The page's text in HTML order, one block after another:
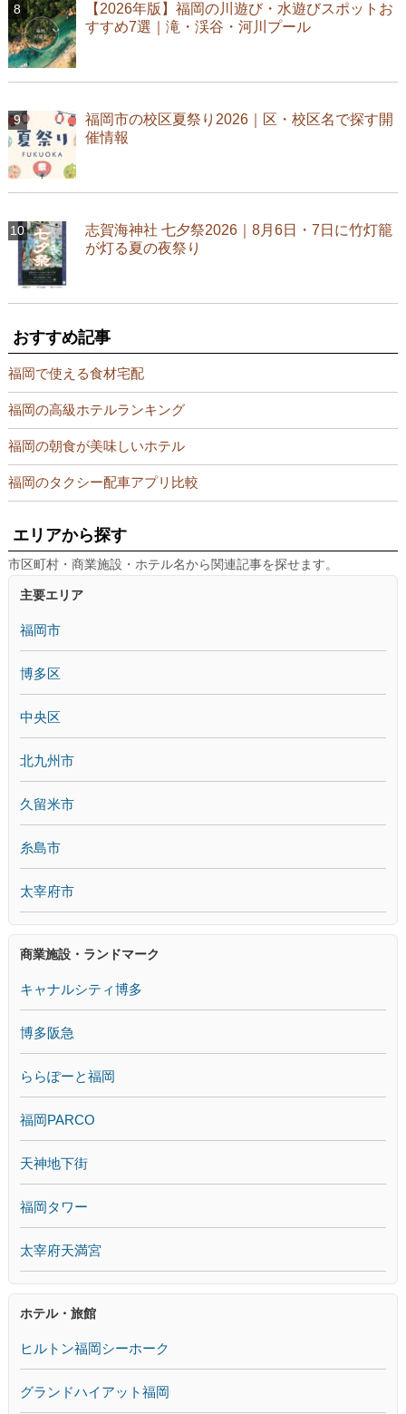
【2026年版】福岡の川遊び・水遊びスポットお
すすめ7選｜滝・渓谷・河川プール
福岡市の校区夏祭り2026｜区・校区名で探す開
催情報
志賀海神社 七夕祭2026｜8月6日・7日に竹灯籠
が灯る夏の夜祭り
おすすめ記事
福岡で使える食材宅配
福岡の高級ホテルランキング
福岡の朝食が美味しいホテル
福岡のタクシー配車アプリ比較
エリアから探す
市区町村・商業施設・ホテル名から関連記事を探せます。
主要エリア
福岡市
博多区
中央区
北九州市
久留米市
糸島市
太宰府市
商業施設・ランドマーク
キャナルシティ博多
博多阪急
ららぽーと福岡
福岡PARCO
天神地下街
福岡タワー
太宰府天満宮
ホテル・旅館
ヒルトン福岡シーホーク
グランドハイアット福岡